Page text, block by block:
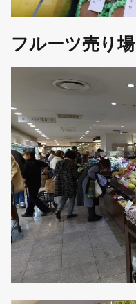
フルーツ売り場